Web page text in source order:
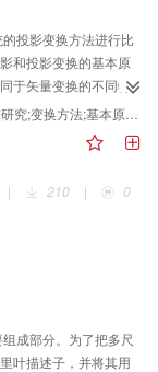
投影变换方法进行比
和投影变换的基本原
于矢量变换的不同特
后，采用Visual C 作
换;栅格图像;软件平台;C＋＋;算法;模块
| 210 | 0
成部分。为了把多尺
叶描述子，并将其用